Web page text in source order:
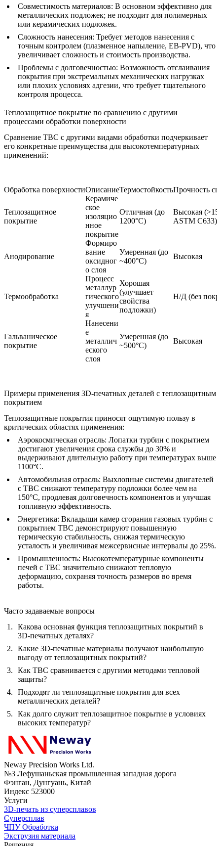
Совместимость материалов: В основном эффективно для
металлических подложек; не подходит для полимерных
или керамических подложек.
Сложность нанесения: Требует методов нанесения с
точным контролем (плазменное напыление, EB-PVD), что
увеличивает сложность и стоимость производства.
Проблемы с долговечностью: Возможность отслаивания
покрытия при экстремальных механических нагрузках
или плохих условиях адгезии, что требует тщательного
контроля процесса.
Теплозащитное покрытие по сравнению с другими
процессами обработки поверхности
Сравнение TBC с другими видами обработки подчеркивает
его конкретные преимущества для высокотемпературных
применений:
Обработка поверхностиОписаниеТермостойкостьПрочность
Теплозащитное
покрытие
Керамиче
ское
изоляцио
нное
покрытие
Отличная (до
1200°C)
Высокая
ASTM C633)
Анодирование
Формиро
вание
оксидног
о слоя
Умеренная (до
~400°C)
Высокая
Термообработка
Процесс
металлур
гического
улучшени
я
Хорошая
(улучшает
свойства
подложки)
Н/Д (без
Гальваническое
покрытие
Нанесени
е
металлич
еского
слоя
Умеренная (до
~500°C)
Высокая
Примеры применения 3D-печатных деталей с теплозащитным
покрытием
Теплозащитные покрытия приносят ощутимую пользу в
критических областях применения:
Аэрокосмическая отрасль: Лопатки турбин с покрытием
достигают увеличения срока службы до 30% и
выдерживают длительную работу при температурах выше
1100°C.
Автомобильная отрасль: Выхлопные системы двигателей
с TBC снижают температуру подложки более чем на
150°C, продлевая долговечность компонентов и улучшая
топливную эффективность.
Энергетика: Вкладыши камер сгорания газовых турбин с
покрытием TBC демонстрируют повышенную
термическую стабильность, снижая термическую
усталость и увеличивая межсервисные интервалы до 25%.
Промышленность: Высокотемпературные компоненты
печей с TBC значительно снижают тепловую
деформацию, сохраняя точность размеров во время
работы.
Часто задаваемые вопросы
Какова основная функция теплозащитных покрытий в
3D-печатных деталях?
Какие 3D-печатные материалы получают наибольшую
выгоду от теплозащитных покрытий?
Как TBC сравнивается с другими методами тепловой
защиты?
Подходят ли теплозащитные покрытия для всех
металлических деталей?
Как долго служит теплозащитное покрытие в условиях
высоких температур?
Neway Precision Works Ltd.
№3 Лефушаньская промышленная западная дорога
Фэнган, Дунгуань, Китай
Индекс 523000
Услуги
3D-печать из суперсплавов
Суперсплав
ЧПУ Обработка
Экструзия материала